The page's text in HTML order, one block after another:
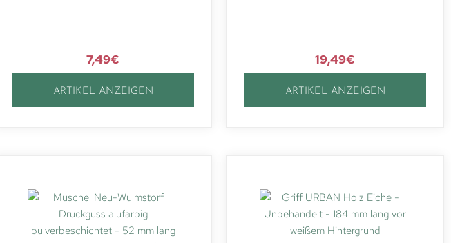
7,49€
ARTIKEL ANZEIGEN
19,49€
ARTIKEL ANZEIGEN